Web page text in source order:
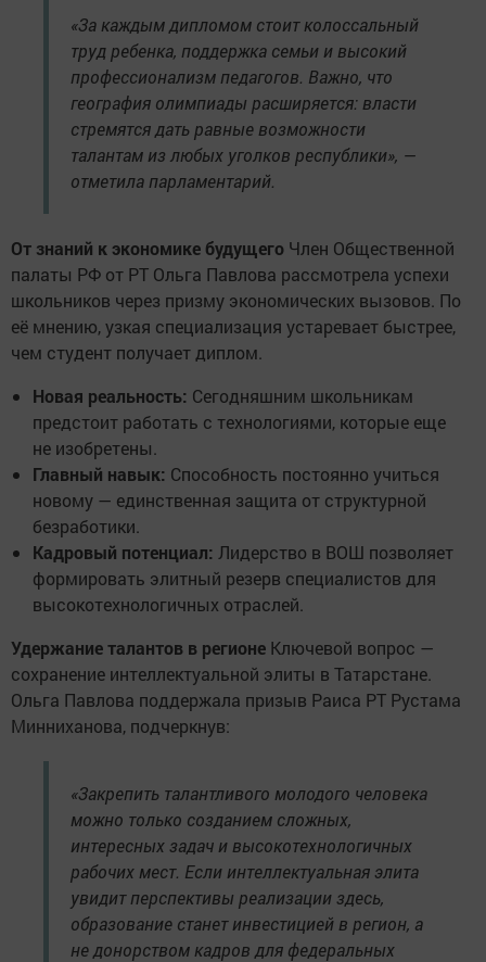
«За каждым дипломом стоит колоссальный
труд ребенка, поддержка семьи и высокий
профессионализм педагогов. Важно, что
география олимпиады расширяется: власти
стремятся дать равные возможности
талантам из любых уголков республики», —
отметила парламентарий.
От знаний к экономике будущего Член Общественной
палаты РФ от РТ Ольга Павлова рассмотрела успехи
школьников через призму экономических вызовов. По
её мнению, узкая специализация устаревает быстрее,
чем студент получает диплом.
Новая реальность: Сегодняшним школьникам
предстоит работать с технологиями, которые еще
не изобретены.
Главный навык: Способность постоянно учиться
новому — единственная защита от структурной
безработики.
Кадровый потенциал: Лидерство в ВОШ позволяет
формировать элитный резерв специалистов для
высокотехнологичных отраслей.
Удержание талантов в регионе Ключевой вопрос —
сохранение интеллектуальной элиты в Татарстане.
Ольга Павлова поддержала призыв Раиса РТ Рустама
Минниханова, подчеркнув:
«Закрепить талантливого молодого человека
можно только созданием сложных,
интересных задач и высокотехнологичных
рабочих мест. Если интеллектуальная элита
увидит перспективы реализации здесь,
образование станет инвестицией в регион, а
не донорством кадров для федеральных